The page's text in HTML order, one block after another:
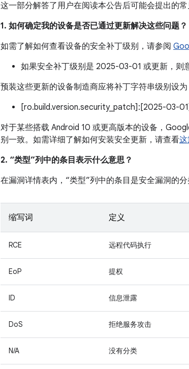
这一部分解答了用户在阅读本公告后可能会提出的常
1. 如何确定我的设备是否已通过更新解决这些问题？
如需了解如何查看设备的安全补丁级别，请参阅
如果安全补丁级别是 2025-03-01 或更新，
预装这些更新的设备制造商应将补丁字符串级别设为
[ro.build.version.security_patch]:[2025-03-
对于某些搭载 Android 10 或更高版本的设备，
别一致。如需详细了解如何安装安全更新，请查看
2. “类型”列中的条目表示什么意思？
在漏洞详情表内，“类型”列中的条目是安全漏洞的分
缩写词 定义
RCE 远程代码执行
EoP 提权
ID 信息泄露
DoS 拒绝服务攻击
N/A 没有分类